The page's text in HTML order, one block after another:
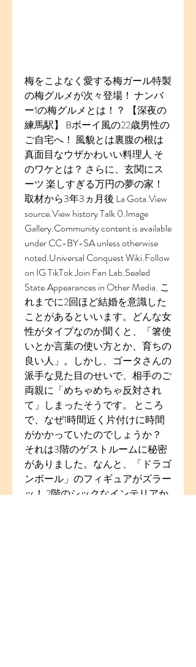
梅をこよなく愛する梅ガール特製
の梅グルメが次々登場！ ナンバ
ー1の梅グルメとは！？ 【深夜の
練馬駅】 Bボーイ風の22歳男性の
ご自宅へ！ 風貌とは裏腹の根は
真面目なウザかわいい料理人 そ
のワケとは？ さらに、玄関にス
ーツ 楽しすぎる万円の夢の家！
取材から3年3ヵ月後 La Gota.View
source.View history Talk 0.Image
Gallery.Community content is available
under CC-BY-SA unless otherwise
noted.Universal Conquest Wiki.Follow
on IG TikTok Join Fan Lab.Sealed
State.Appearances in Other Media. こ
れまでに2回ほど結婚を意識した
ことがあるといいます。どんな女
性がタイプなのか聞くと、「箸使
いとか言葉の使い方とか、育ちの
良い人」。しかし、ゴータさんの
派手な見た目のせいで、相手のご
両親に「めちゃめちゃ反対され
て」しまったそうです。 ところ
で、なぜ1時間近く片付けに時間
がかかっていたのでしょうか？
それは3階のゲストルームに秘密
がありました。なんと、「ドラゴ
ンボール」のフィギュアがズラー
ッ！ 2階のシックなインテリアか